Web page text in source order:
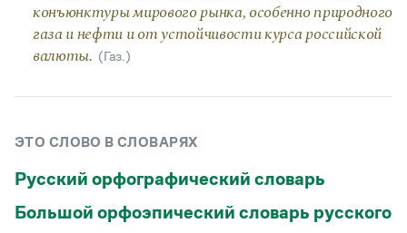
конъюнктуры мирового рынка, особенно природного
газа и нефти и от устойчивости курса российской
валюты. (Газ.)
ЭТО СЛОВО В СЛОВАРЯХ
Русский орфографический словарь
Большой орфоэпический словарь русского